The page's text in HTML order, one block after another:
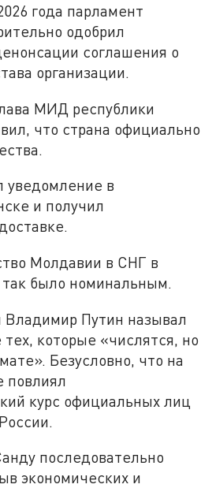
года парламент
одобрил
соглашения о
организации.
МИД республики
что страна официально
уведомление в
и получил
Молдавии в СНГ в
было номинальным.
Владимир Путин называл
тех, которые «числятся, но
Безусловно, что на
повлиял
курс официальных лиц
последовательно
экономических и